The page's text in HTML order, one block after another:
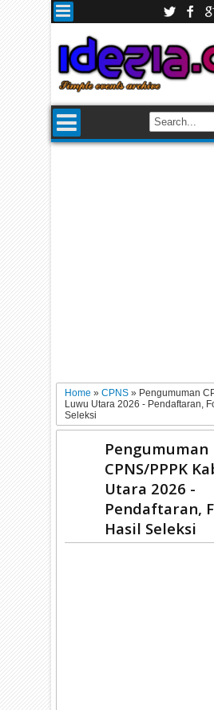
Home»CPNS» Pengumuman
Luwu Utara 2026 - Pendaftaran,
Seleksi
Pengumuman
CPNS/PPPK
Utara 2026 -
Pendaftaran,
Hasil Seleksi